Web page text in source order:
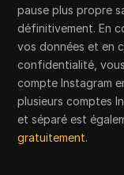
pause plus propre
définitivement. En
vos données et en
confidentialité,
compte Instagram
plusieurs comptes
et séparé est
gratuitement.